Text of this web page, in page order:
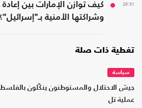
20:31
كيف توازن الإمارات بين إعادة
وشراكتها الأمنية بـ"إسرائيل"؟
تغطية ذات صلة
سياسة
جيش الاحتلال والمستوطنون ينكّلون
عملية تل